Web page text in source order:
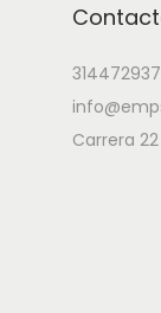
Carrera 22